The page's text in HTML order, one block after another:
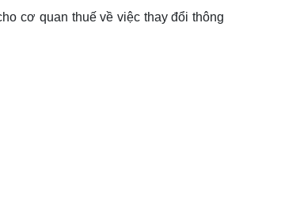
cơ quan thuế về việc thay đổi thông